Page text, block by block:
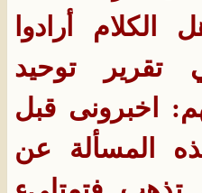
أرادوا
تقرير توحيد
اخبرونى قبل
المسألة عن